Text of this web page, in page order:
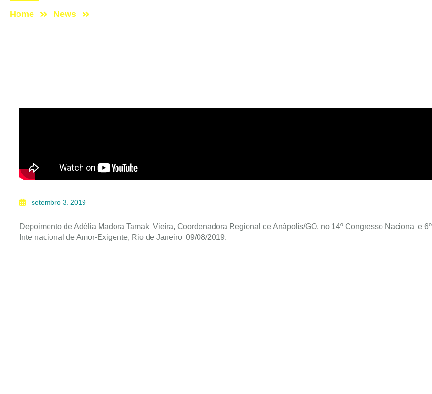
Home News
setembro 3, 2019
Depoimento de Adélia Madora Tamaki Vieira, Coordenadora Regional de Anápolis/GO, no 14º Congresso Nacional e 6º
Internacional de Amor-Exigente, Rio de Janeiro, 09/08/2019.